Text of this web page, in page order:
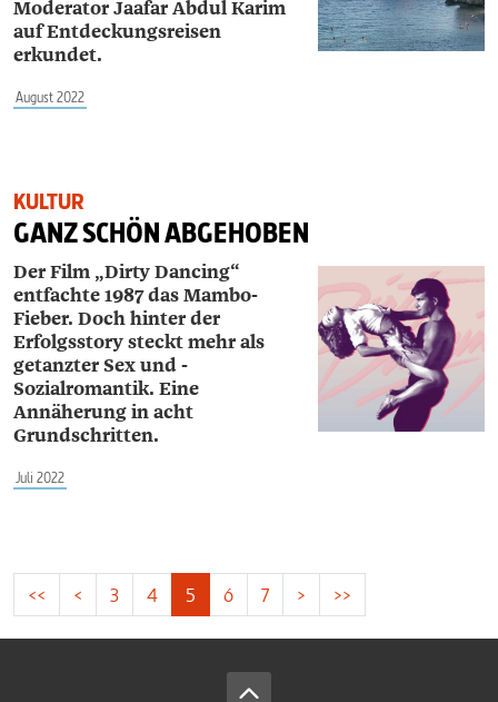
Moderator ­Jaafar ­Abdul ­Karim
auf Entdeckungsreisen
erkundet.
August 2022
KULTUR
GANZ SCHÖN ABGEHOBEN
Der Film „Dirty Dancing“
entfachte 1987 das Mambo-
Fieber. Doch hinter der
Erfolgsstory steckt mehr als
getanzter Sex und ­
Sozialromantik. Eine
Annäherung in acht
Grundschritten.
Juli 2022
<< < 3 4 5 6 7 > >>